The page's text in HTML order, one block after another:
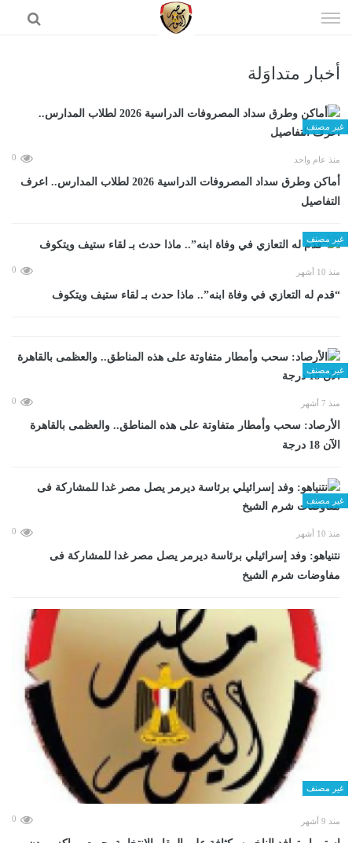
الى
أخبار متداوَلة
غير مصنف
منذ عام واحد 0
أماكن وطرق سداد المصروفات الدراسية 2026 لطلاب المدارس.. اعرف
التفاصيل
غير مصنف
منذ 10 أشهر 0
“قدم له التعازي في وفاة ابنه”.. ماذا حدث بـ لقاء ستيف ويتكوف
غير مصنف
منذ 7 أشهر 0
الأرصاد: سحب وأمطار متفاوتة على هذه المناطق.. والعظمى بالقاهرة
الآن 18 درجة
غير مصنف
منذ 10 أشهر 0
نتنياهو: وفد إسرائيلي برئاسة ديرمر يصل مصر غدا للمشاركة فى
مفاوضات شرم الشيخ
غير مصنف
منذ 9 أشهر 0